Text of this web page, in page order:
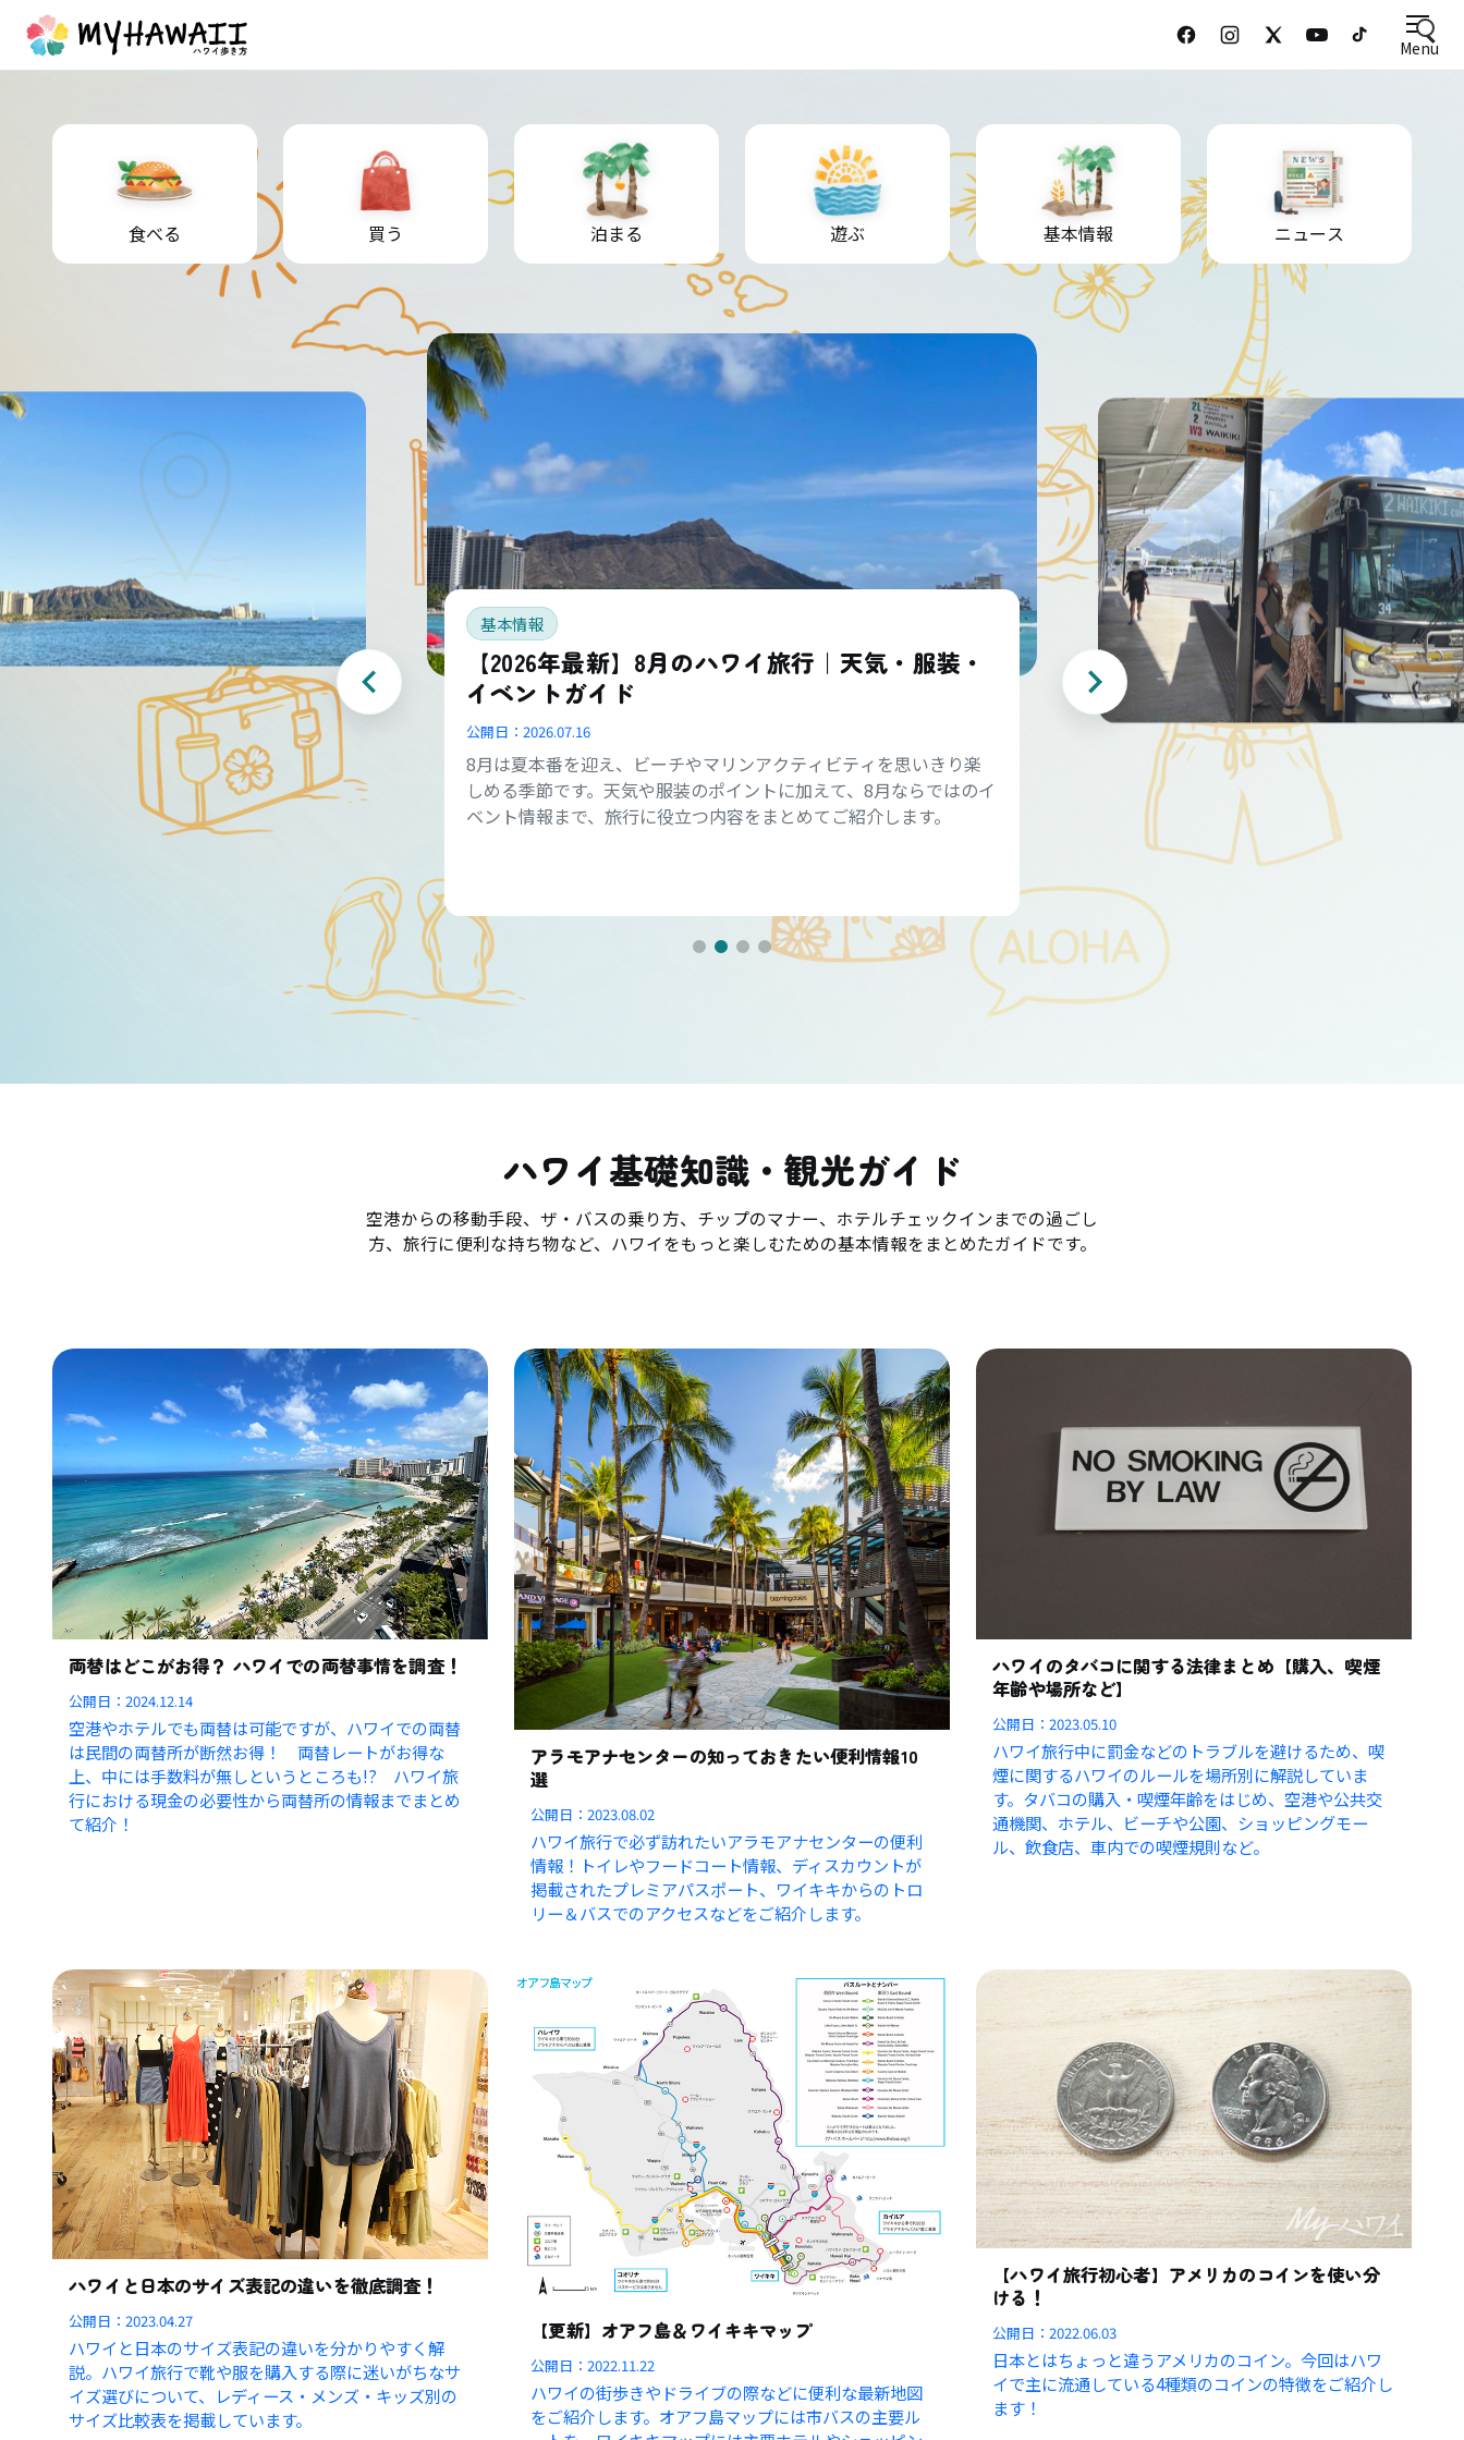
Menu
食べる 買う 泊まる 遊ぶ 基本情報 ニュース
基本情報
【2026年最新】8月のハワイ旅行｜天気・服装・
イベントガイド
公開日： 2026.07.16
8月は夏本番を迎え、ビーチやマリンアクティビティを思いきり楽
しめる季節です。天気や服装のポイントに加えて、8月ならではのイ
ベント情報まで、旅行に役立つ内容をまとめてご紹介します。
ハワイ基礎知識・観光ガイド
空港からの移動手段、ザ・バスの乗り方、チップのマナー、ホテルチェックインまでの過ごし
方、旅行に便利な持ち物など、ハワイをもっと楽しむための基本情報をまとめたガイドです。
両替はどこがお得？ ハワイでの両替事情を調査！
公開日：2024.12.14
空港やホテルでも両替は可能ですが、ハワイでの両替
は民間の両替所が断然お得！ 両替レートがお得な
上、中には手数料が無しというところも!? ハワイ旅
行における現金の必要性から両替所の情報までまとめ
て紹介！
アラモアナセンターの知っておきたい便利情報10
選
公開日：2023.08.02
ハワイ旅行で必ず訪れたいアラモアナセンターの便利
情報！トイレやフードコート情報、ディスカウントが
掲載されたプレミアパスポート、ワイキキからのトロ
リー＆バスでのアクセスなどをご紹介します。
ハワイのタバコに関する法律まとめ【購入、喫煙
年齢や場所など】
公開日：2023.05.10
ハワイ旅行中に罰金などのトラブルを避けるため、喫
煙に関するハワイのルールを場所別に解説していま
す。タバコの購入・喫煙年齢をはじめ、空港や公共交
通機関、ホテル、ビーチや公園、ショッピングモー
ル、飲食店、車内での喫煙規則など。
ハワイと日本のサイズ表記の違いを徹底調査！
公開日：2023.04.27
ハワイと日本のサイズ表記の違いを分かりやすく解
説。ハワイ旅行で靴や服を購入する際に迷いがちなサ
イズ選びについて、レディース・メンズ・キッズ別の
サイズ比較表を掲載しています。
【更新】オアフ島＆ワイキキマップ
公開日：2022.11.22
ハワイの街歩きやドライブの際などに便利な最新地図
をご紹介します。オアフ島マップには市バスの主要ル
【ハワイ旅行初心者】アメリカのコインを使い分
ける！
公開日：2022.06.03
日本とはちょっと違うアメリカのコイン。今回はハワ
イで主に流通している4種類のコインの特徴をご紹介し
ます！